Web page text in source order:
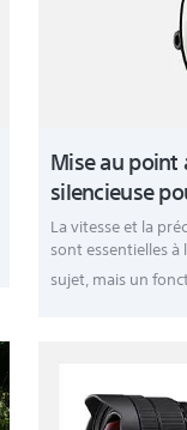
avec le système
Mise au
silencieuse
La vitesse et la
sont essentielles
sujet, mais un